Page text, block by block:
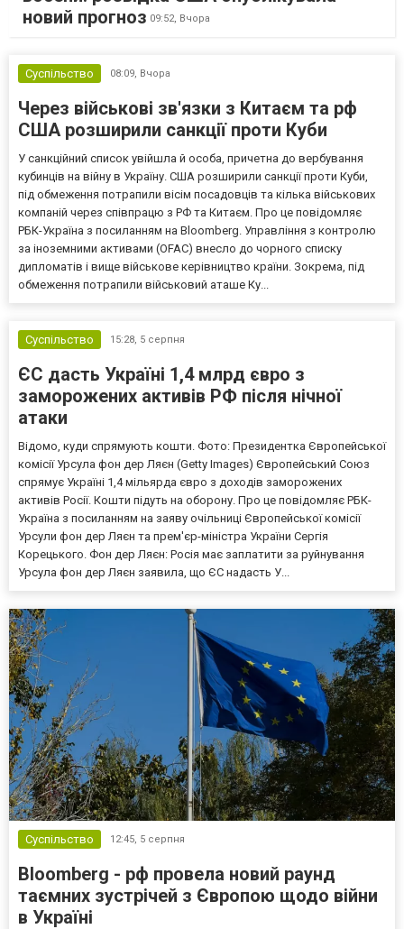
новий прогноз 09:52, Вчора
Суспільство 08:09, Вчора
Через військові зв'язки з Китаєм та рф
США розширили санкції проти Куби
У санкційний список увійшла й особа, причетна до вербування
кубинців на війну в Україну. США розширили санкції проти Куби,
під обмеження потрапили вісім посадовців та кілька військових
компаній через співпрацю з РФ та Китаєм. Про це повідомляє
РБК-Україна з посиланням на Bloomberg. Управління з контролю
за іноземними активами (OFAC) внесло до чорного списку
дипломатів і вище військове керівництво країни. Зокрема, під
обмеження потрапили військовий аташе Ку...
Суспільство 15:28, 5 серпня
ЄС дасть Україні 1,4 млрд євро з
заморожених активів РФ після нічної
атаки
Відомо, куди спрямують кошти. Фото: Президентка Європейської
комісії Урсула фон дер Ляєн (Getty Images) Європейський Союз
спрямує Україні 1,4 мільярда євро з доходів заморожених
активів Росії. Кошти підуть на оборону. Про це повідомляє РБК-
Україна з посиланням на заяву очільниці Європейської комісії
Урсули фон дер Ляєн та прем'єр-міністра України Сергія
Корецького. Фон дер Ляєн: Росія має заплатити за руйнування
Урсула фон дер Ляєн заявила, що ЄС надасть У...
Суспільство 12:45, 5 серпня
Bloomberg - рф провела новий раунд
таємних зустрічей з Європою щодо війни
в Україні